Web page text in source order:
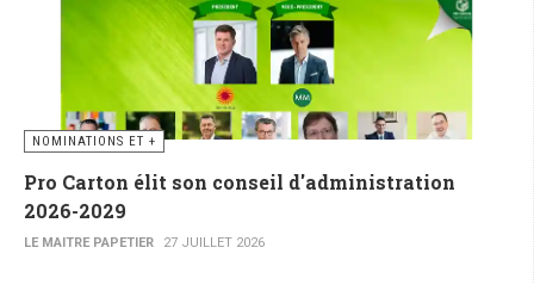
NOMINATIONS ET +
Pro Carton élit son conseil d'administration
2026-2029
LE MAITRE PAPETIER 27 JUILLET 2026